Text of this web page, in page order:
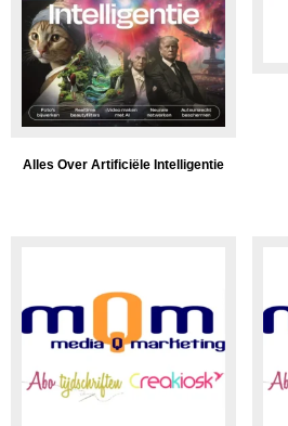
Alles Over Artificiële Intelligentie